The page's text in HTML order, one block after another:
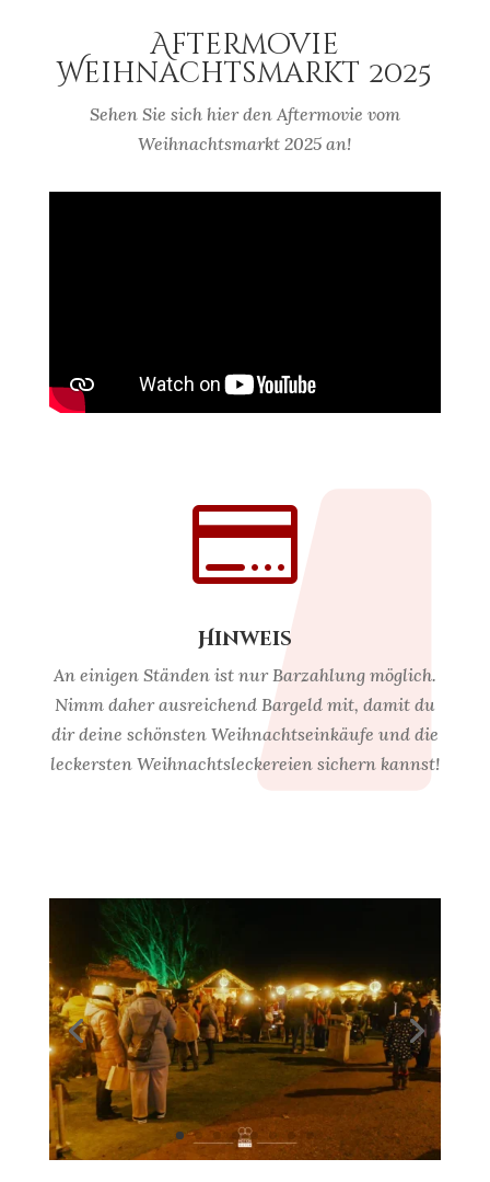
Aftermovie
Weihnachtsmarkt 2025
Sehen Sie sich hier den Aftermovie vom
Weihnachtsmarkt 2025 an!

Hinweis
An einigen Ständen ist nur Barzahlung möglich.
Nimm daher ausreichend Bargeld mit, damit du
dir deine schönsten Weihnachtseinkäufe und die
leckersten Weihnachtsleckereien sichern kannst!